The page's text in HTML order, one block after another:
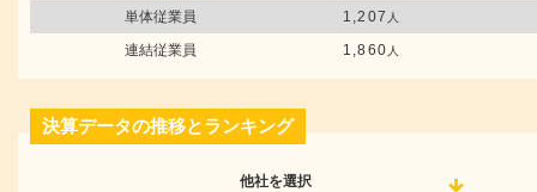
単体従業員 1,207 人
連結従業員 1,860 人
決算データの推移とランキング
他社を選択